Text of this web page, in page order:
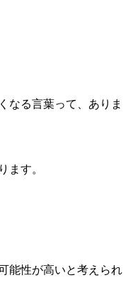
なる言葉って、ありま
ます。
能性が高いと考えられ